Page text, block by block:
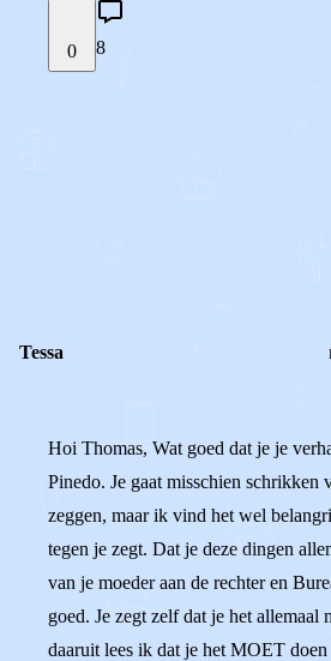
0 8
Tessa
Hoi Thomas, Wat goed dat je je
Pinedo. Je gaat misschien schrikken
zeggen, maar ik vind het wel
tegen je zegt. Dat je deze dingen
van je moeder aan de rechter en
goed. Je zegt zelf dat je het allemaal
daaruit lees ik dat je het MOET